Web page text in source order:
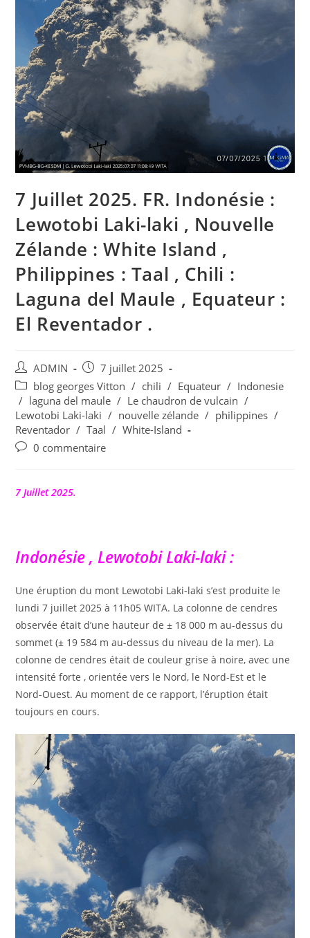
7 Juillet 2025. FR. Indonésie :
Lewotobi Laki-laki , Nouvelle
Zélande : White Island ,
Philippines : Taal , Chili :
Laguna del Maule , Equateur :
El Reventador .
Auteur/autrice
de
la
publication :
ADMIN
Publication
publiée :
7 juillet 2025
Post
category:
blog georges Vitton / chili / Equateur / Indonesie
/ laguna del maule / Le chaudron de vulcain /
Lewotobi Laki-laki / nouvelle zélande / philippines /
Reventador / Taal / White-Island
Commentaires
publication :
0 commentaire
7 Juillet 2025.
Indonésie , Lewotobi Laki-laki :
Une éruption du mont Lewotobi Laki-laki s’est produite le
lundi 7 juillet 2025 à 11h05 WITA. La colonne de cendres
observée était d’une hauteur de ± 18 000 m au-dessus du
sommet (± 19 584 m au-dessus du niveau de la mer). La
colonne de cendres était de couleur grise à noire, avec une
intensité forte , orientée vers le Nord, le Nord-Est et le
Nord-Ouest. Au moment de ce rapport, l’éruption était
toujours en cours.